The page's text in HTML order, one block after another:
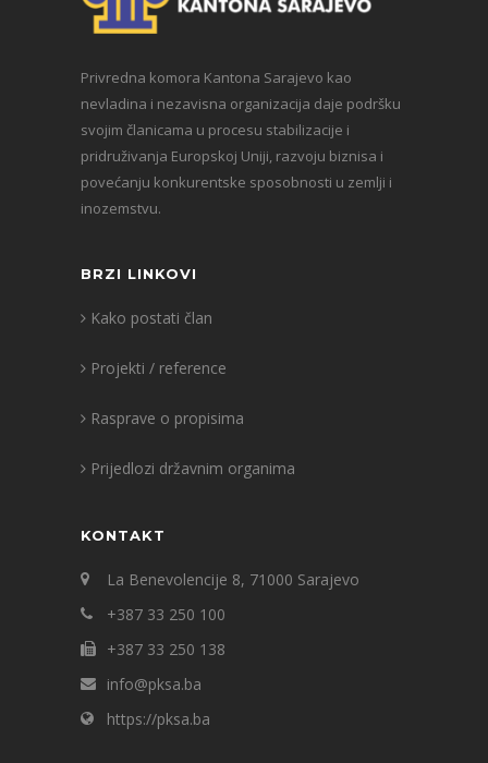
Privredna komora Kantona Sarajevo kao
nevladina i nezavisna organizacija daje podršku
svojim članicama u procesu stabilizacije i
pridruživanja Europskoj Uniji, razvoju biznisa i
povećanju konkurentske sposobnosti u zemlji i
inozemstvu.
BRZI LINKOVI
Kako postati član
Projekti / reference
Rasprave o propisima
Prijedlozi državnim organima
KONTAKT
La Benevolencije 8, 71000 Sarajevo
+387 33 250 100
+387 33 250 138
info@pksa.ba
https://pksa.ba